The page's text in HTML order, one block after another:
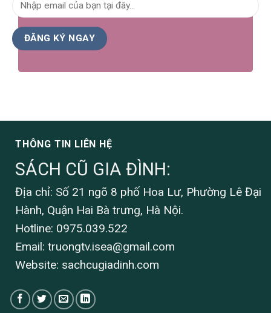
THÔNG TIN LIÊN HỆ
SÁCH CŨ GIA ĐÌNH:
Địa chỉ: Số 21 ngõ 8 phố Hoa Lư, Phường Lê Đại
Hành, Quận Hai Bà trưng, Hà Nội.
Hotline: 0975.039.522
Email: truongtv.isea@gmail.com
Website: sachcugiadinh.com